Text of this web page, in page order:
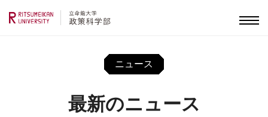
ニュース
最新のニュース